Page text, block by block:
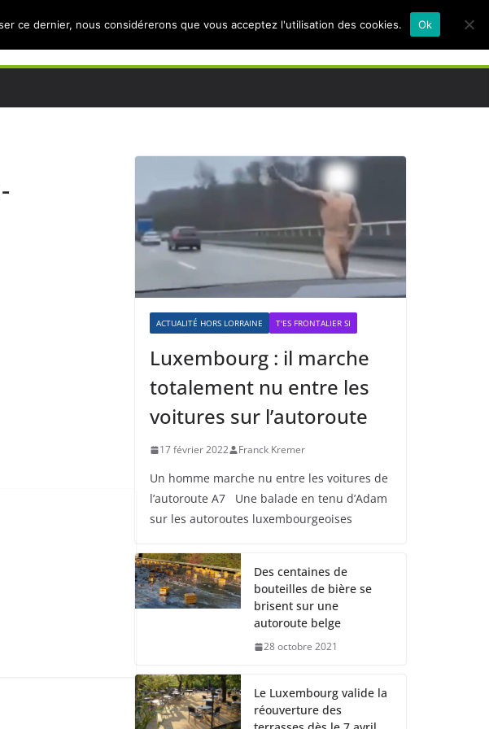
ACTUALITÉ HORS LORRAINE T'ES FRONTALIER SI
Luxembourg : il marche
totalement nu entre les
voitures sur l’autoroute
17 février 2022 Franck Kremer
Un homme marche nu entre les voitures de
l’autoroute A7 Une balade en tenu d’Adam
sur les autoroutes luxembourgeoises
Des centaines de
bouteilles de bière se
brisent sur une
autoroute belge
28 octobre 2021
Le Luxembourg valide la
réouverture des
ce dernier, nous considérerons que vous acceptez l'utilisation des cookies. Ok